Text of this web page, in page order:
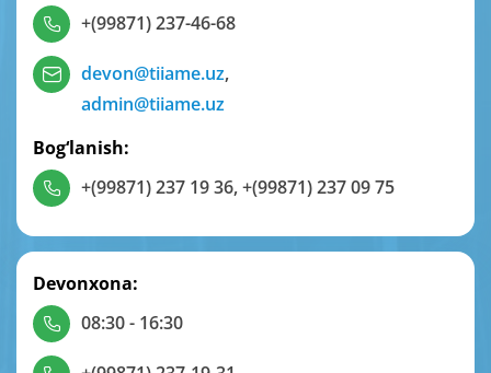
+(99871) 237-46-68
devon@tiiame.uz,
admin@tiiame.uz
Bog‘lanish:
+(99871) 237 19 36,+(99871) 237 09 75
Devonxona:
08:30 - 16:30